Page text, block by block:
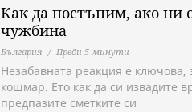
Как да постъпим, ако ни
чужбина
България Преди 5 минути
Незабавната реакция е
кошмар. Ето как да си извадите
предпазите сметките си